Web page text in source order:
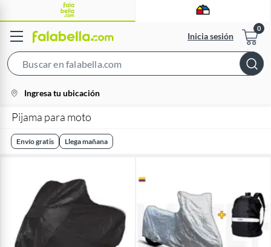
Inicia sesión
Bar
location-
icon
Ingresa tu ubicación
Pijama para moto
Envío gratis Llega mañana